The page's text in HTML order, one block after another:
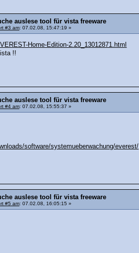
auslese tool für vista freeware
#3 am: 07.02.08, 15:47:19 »
Home-Edition-2.20_13012871.html
!!
auslese tool für vista freeware
#4 am: 07.02.08, 15:55:37 »
software/systemueberwachung/everest/
auslese tool für vista freeware
#5 am: 07.02.08, 16:05:15 »